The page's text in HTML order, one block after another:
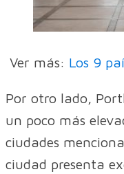
Ver más: Los 9
Por otro lado,
un poco más
ciudades
ciudad presenta